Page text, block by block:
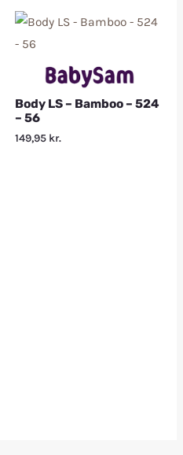
Body LS – Bamboo – 524
– 56
149,95 kr.